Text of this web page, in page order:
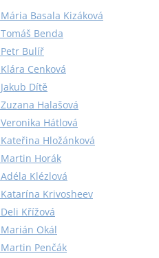
Basala Kizáková
Benda
Bulíř
Cenková
Dítě
Halašová
Hátlová
Hložánková
Horák
Klézlová
Krivosheev
Křížová
Okál
Penčák